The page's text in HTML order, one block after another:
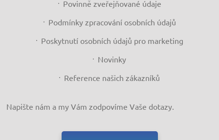
Povinně zveřejňované údaje
Podmínky zpracování osobních údajů
Poskytnutí osobních údajů pro marketing
Novinky
Reference našich zákazníků
Napište nám a my Vám zodpovíme Vaše dotazy.